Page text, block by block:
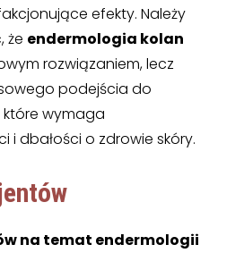
efekty. Należy
że endermologia kolan
rozwiązaniem, lecz
podejścia do
które wymaga
i dbałości o zdrowie skóry.
na temat endermologii